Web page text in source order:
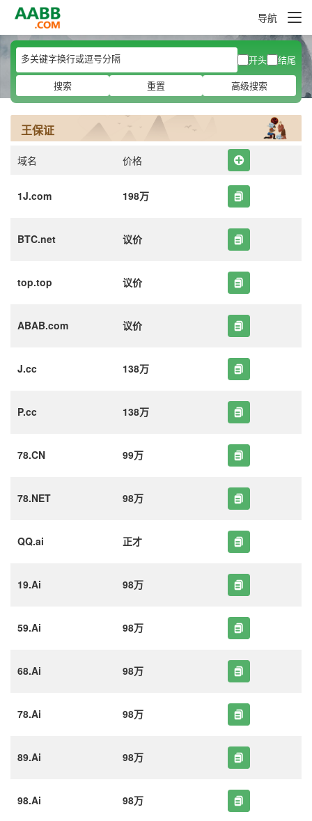
导航
开头
结尾
搜索
重置 高级搜索
王保证
域名 价格
1J.com 198万
BTC.net 议价
top.top 议价
ABAB.com 议价
J.cc 138万
P.cc 138万
78.CN 99万
78.NET 98万
QQ.ai 正才
19.Ai 98万
59.Ai 98万
68.Ai 98万
78.Ai 98万
89.Ai 98万
98.Ai 98万